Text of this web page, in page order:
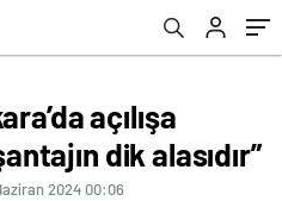
açılışa
dik alasıdır”
2024 00:06